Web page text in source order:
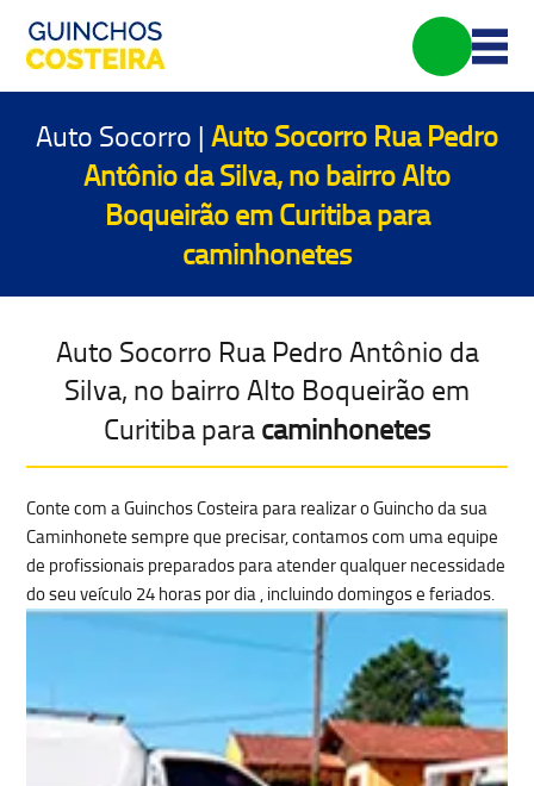
Auto Socorro | Auto Socorro Rua Pedro
Antônio da Silva, no bairro Alto
Boqueirão em Curitiba para
caminhonetes
Auto Socorro Rua Pedro Antônio da
Silva, no bairro Alto Boqueirão em
Curitiba paracaminhonetes
Conte com a Guinchos Costeira para realizar o Guincho da sua
Caminhonete sempre que precisar, contamos com uma equipe
de profissionais preparados para atender qualquernecessidade
do seu veículo 24 horas por dia, incluindo domingos e feriados.